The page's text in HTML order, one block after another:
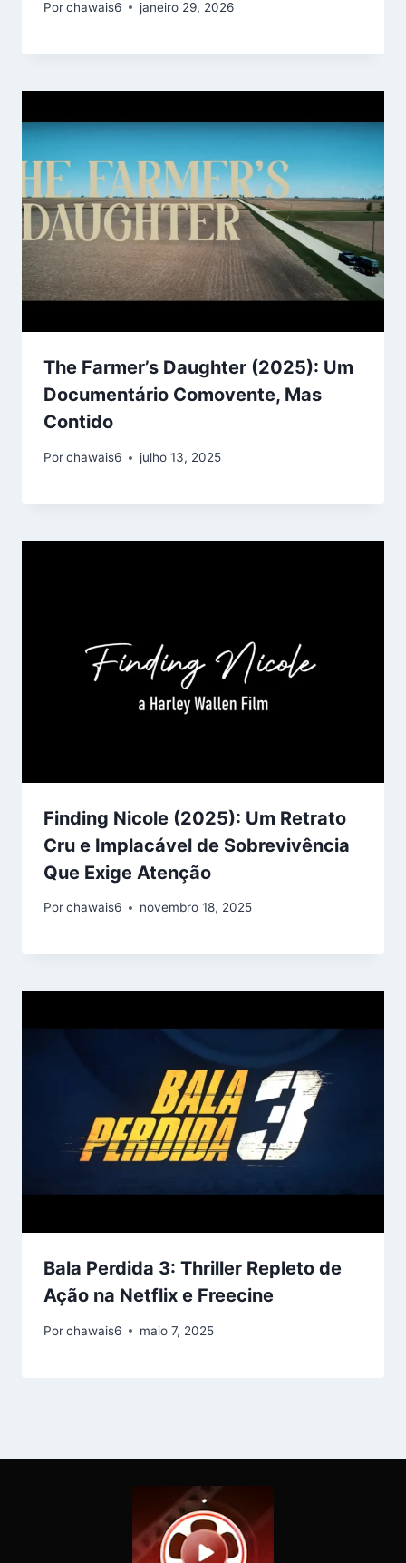
Porchawais6 janeiro 29, 2026
The Farmer’s Daughter (2025): Um
Documentário Comovente, Mas
Contido
Porchawais6 julho 13, 2025
Finding Nicole (2025): Um Retrato
Cru e Implacável de Sobrevivência
Que Exige Atenção
Porchawais6 novembro 18, 2025
Bala Perdida 3: Thriller Repleto de
Ação na Netflix e Freecine
Porchawais6 maio 7, 2025